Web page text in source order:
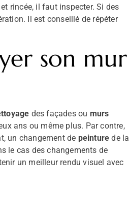
rincée, il faut inspecter. Si des
Il est conseillé de répéter
son mur
des façades ou murs
ans ou même plus. Par contre,
un changement de peinture de la
le cas des changements de
un meilleur rendu visuel avec